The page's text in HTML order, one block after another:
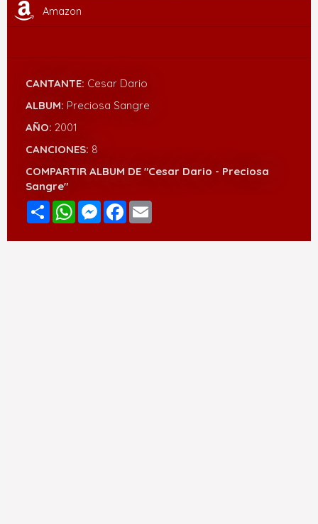
Amazon
CANTANTE: Cesar Dario
ALBUM: Preciosa Sangre
AÑO: 2001
CANCIONES: 8
COMPARTIR ALBUM DE "Cesar Dario - Preciosa
Sangre"
Compartir
WhatsAppMessenger
Facebook